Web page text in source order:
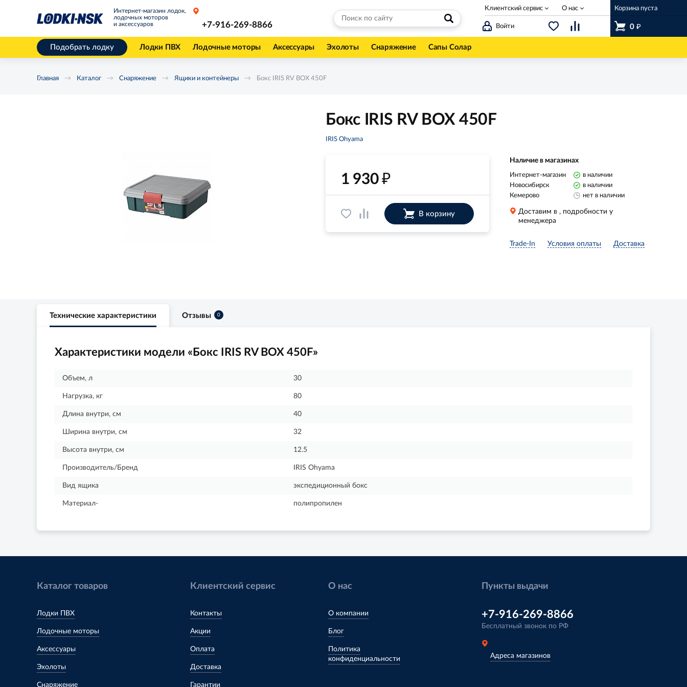
Интернет-магазин лодок,
лодочных моторов
и аксессуаров
Войти
Корзина пуста
0 ₽
+7-916-269-8866
Клиентский сервис О нас
Подобрать лодку Лодки ПВХ Лодочные моторы Аксессуары Эхолоты Снаряжение Сапы Солар
Главная Каталог Снаряжение Ящики и контейнеры Бокс IRIS RV BOX 450F
Бокс IRIS RV BOX 450F
IRIS Ohyama
1 930₽
В корзину
Наличие в магазинах
Интернет-магазин
в наличии
Новосибирск
в наличии
Кемерово
нет в наличии
Доставим в , подробности у
менеджера
Trade-In Условия оплаты Доставка
Технические характеристики Отзывы 0
Характеристики модели «Бокс IRIS RV BOX 450F»
Объем, л 30
Нагрузка, кг 80
Длина внутри, см 40
Ширина внутри, см 32
Высота внутри, см 12.5
Производитель/Бренд IRIS Ohyama
Вид ящика экспедиционный бокс
Материал- полипропилен
Каталог товаров
Лодки ПВХ
Лодочные моторы
Аксессуары
Эхолоты
Снаряжение
Клиентский сервис
Контакты
Акции
Оплата
Доставка
Гарантии
О нас
О компании
Блог
Политика
конфиденциальности
Пункты выдачи
+7-916-269-8866
Бесплатный звонок по РФ
Адреса магазинов